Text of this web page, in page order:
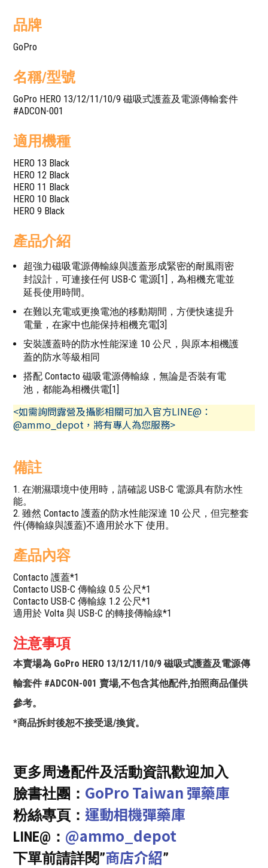
品牌
GoPro
名稱/型號
GoPro HERO 13/12/11/10/9 磁吸式護蓋及電源傳輸套件
#ADCON-001
適用機種
HERO 13 Black
HERO 12 Black
HERO 11 Black
HERO 10 Black
HERO 9 Black
產品介紹
超強力磁吸電源傳輸線與護蓋形成緊密的耐風雨密
封設計，可連接任何 USB-C 電源[1]，為相機充電並
延長使用時間。
在難以充電或更換電池的移動期間，方便快速提升
電量，在家中也能保持相機充電[3]
安裝護蓋時的防水性能深達 10 公尺，與原本相機護
蓋的防水等級相同
搭配 Contacto 磁吸電源傳輸線，無論是否裝有電
池，都能為相機供電[1]
<如需詢問露營及攝影相關可加入官方LINE@：
@ammo_depot，將有專人為您服務>
備註
1. 在潮濕環境中使用時，請確認 USB-C 電源具有防水性
能。
2. 雖然 Contacto 護蓋的防水性能深達 10 公尺，但完整套
件(傳輸線與護蓋)不適用於水下 使用。
產品內容
Contacto 護蓋*1
Contacto USB-C 傳輸線 0.5 公尺*1
Contacto USB-C 傳輸線 1.2 公尺*1
適用於 Volta 與 USB-C 的轉接傳輸線*1
注意事項
本賣場為 GoPro HERO 13/12/11/10/9 磁吸式護蓋及電源傳
輸套件 #ADCON-001 賣場,不包含其他配件,拍照商品僅供
參考。
*商品拆封後恕不接受退/換貨。
更多周邊配件及活動資訊歡迎加入
臉書社團： GoPro Taiwan 彈藥庫
粉絲專頁： 運動相機彈藥庫
LINE@： @ammo_depot
下單前請詳閱”商店介紹”